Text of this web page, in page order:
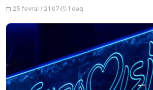
25 fevral / 21:07 1 dəq